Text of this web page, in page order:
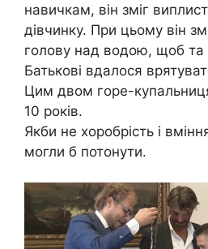
навичкам, він зміг
дівчинку. При цьому він
голову над водою, щоб та
Батькові вдалося
Цим двом горе-
10 років.
Якби не хоробрість і
могли б потонути.